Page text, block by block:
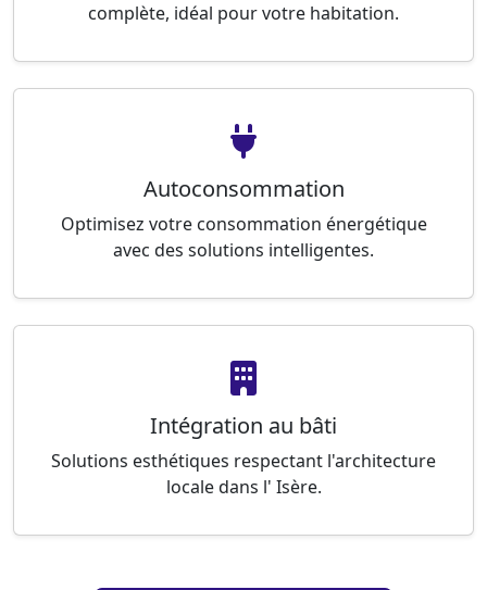
complète, idéal pour votre habitation.
Autoconsommation
Optimisez votre consommation énergétique
avec des solutions intelligentes.
Intégration au bâti
Solutions esthétiques respectant l'architecture
locale dans l' Isère.